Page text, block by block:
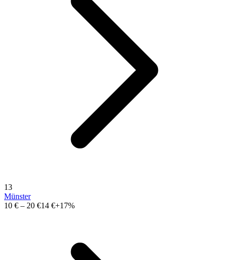
13
Münster
10 € – 20 €14 €+17%